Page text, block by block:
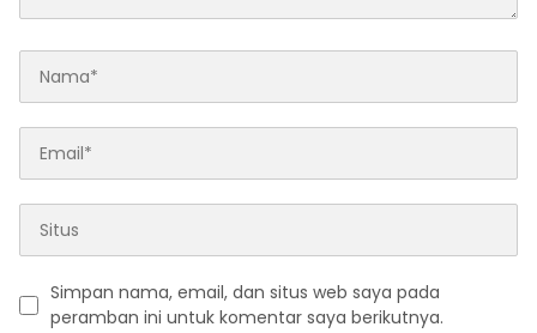
Simpan nama, email, dan situs web saya pada
peramban ini untuk komentar saya berikutnya.